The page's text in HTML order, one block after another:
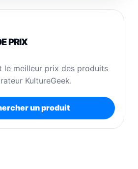
PRIX
le meilleur prix des produits
KultureGeek.
un produit